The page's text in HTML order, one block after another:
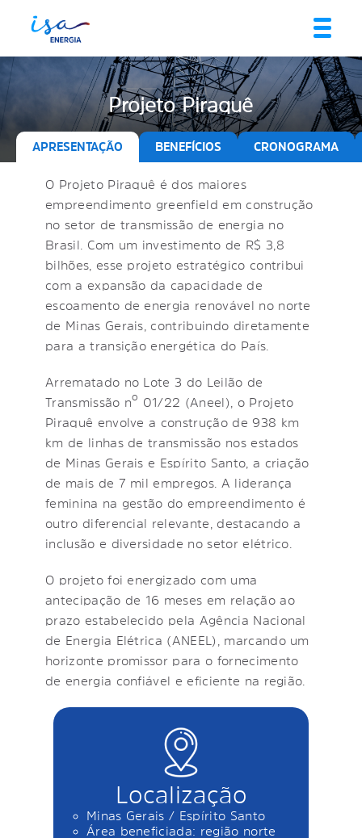
Projeto Piraquê
APRESENTAÇÃO BENEFÍCIOS CRONOGRAMA
O Projeto Piraquê é dos maiores
empreendimento greenfield em construção
no setor de transmissão de energia no
Brasil. Com um investimento de R$ 3,8
bilhões, esse projeto estratégico contribui
com a expansão da capacidade de
escoamento de energia renovável no norte
de Minas Gerais, contribuindo diretamente
para a transição energética do País.
Arrematado no Lote 3 do Leilão de
Transmissão nº 01/22 (Aneel), o Projeto
Piraquê envolve a construção de 938 km
km de linhas de transmissão nos estados
de Minas Gerais e Espírito Santo, a criação
de mais de 7 mil empregos. A liderança
feminina na gestão do empreendimento é
outro diferencial relevante, destacando a
inclusão e diversidade no setor elétrico.
O projeto foi energizado com uma
antecipação de 16 meses em relação ao
prazo estabelecido pela Agência Nacional
de Energia Elétrica (ANEEL), marcando um
horizonte promissor para o fornecimento
de energia confiável e eficiente na região.
Localização
Minas Gerais / Espírito Santo
Área beneficiada: região norte